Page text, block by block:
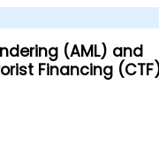
(AML) and
Financing